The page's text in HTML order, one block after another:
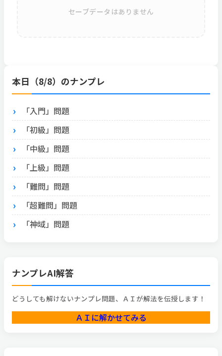
セーブデータはありません
本日（8/8）のナンプレ
「入門」問題
「初級」問題
「中級」問題
「上級」問題
「難問」問題
「超難問」問題
「神域」問題
ナンプレAI解答
どうしても解けないナンプレ問題、ＡＩが解法を伝授します！
ＡＩに解かせてみる